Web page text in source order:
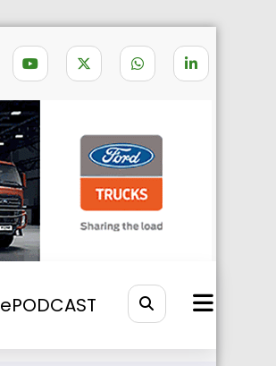
ePODCAST
Trimite stire